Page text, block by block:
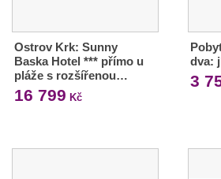
Ostrov Krk: Sunny
Baska Hotel *** přímo u
pláže s rozšířenou…
16 799 Kč
dva:
3